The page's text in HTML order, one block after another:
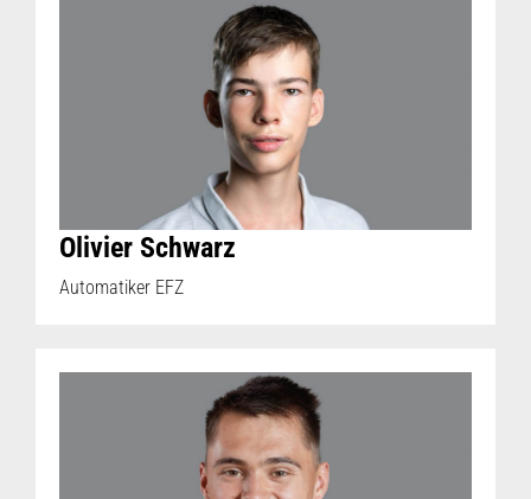
Olivier Schwarz
Automatiker EFZ